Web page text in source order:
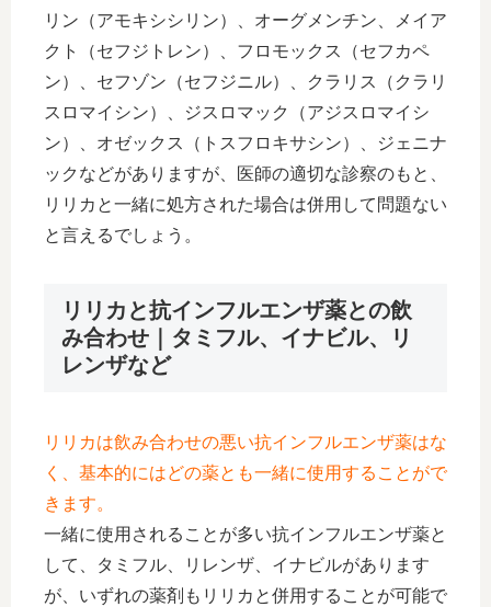
リン（アモキシシリン）、オーグメンチン、メイア
クト（セフジトレン）、フロモックス（セフカペ
ン）、セフゾン（セフジニル）、クラリス（クラリ
スロマイシン）、ジスロマック（アジスロマイシ
ン）、オゼックス（トスフロキサシン）、ジェニナ
ックなどがありますが、医師の適切な診察のもと、
リリカと一緒に処方された場合は併用して問題ない
と言えるでしょう。
リリカと抗インフルエンザ薬との飲
み合わせ｜タミフル、イナビル、リ
レンザなど
リリカは飲み合わせの悪い抗インフルエンザ薬はな
く、基本的にはどの薬とも一緒に使用することがで
きます。
一緒に使用されることが多い抗インフルエンザ薬と
して、タミフル、リレンザ、イナビルがあります
が、いずれの薬剤もリリカと併用することが可能で